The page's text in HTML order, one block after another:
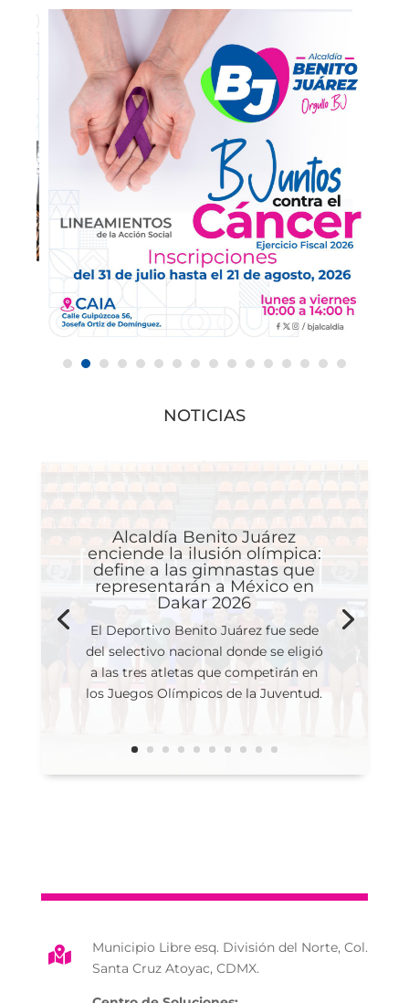
NOTICIAS
Alcaldía Benito Juárez
enciende la ilusión olímpica:
define a las gimnastas que
representarán a México en
Dakar 2026
El Deportivo Benito Juárez fue sede
del selectivo nacional donde se eligió
a las tres atletas que competirán en
los Juegos Olímpicos de la Juventud.

Municipio Libre esq. División del Norte, Col.
Santa Cruz Atoyac, CDMX.